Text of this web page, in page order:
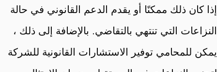
إذا كان ذلك ممكنًا أو يقدم الدعم القانوني في حالة
النزاعات التي تنتهي بالتقاضي. بالإضافة إلى ذلك ،
يمكن للمحامي توفير الاستشارات القانونية للشركة